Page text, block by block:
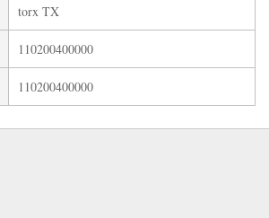
torx TX
110200400000
110200400000